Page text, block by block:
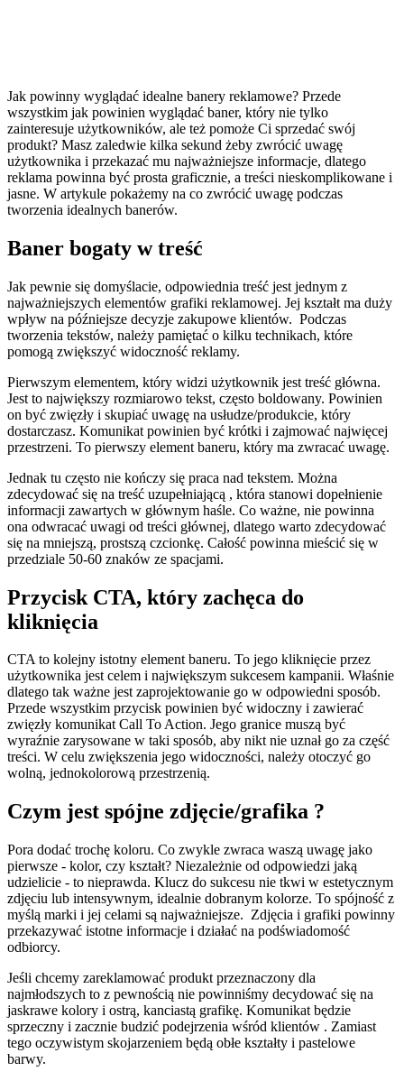
Jak powinny wyglądać idealne banery reklamowe? Przede
wszystkim jak powinien wyglądać baner, który nie tylko
zainteresuje użytkowników, ale też pomoże Ci sprzedać swój
produkt? Masz zaledwie kilka sekund żeby zwrócić uwagę
użytkownika i przekazać mu najważniejsze informacje, dlatego
reklama powinna być prosta graficznie, a treści nieskomplikowane i
jasne. W artykule pokażemy na co zwrócić uwagę podczas
tworzenia idealnych banerów.
Baner bogaty w treść
Jak pewnie się domyślacie, odpowiednia treść jest jednym z
najważniejszych elementów grafiki reklamowej. Jej kształt ma duży
wpływ na późniejsze decyzje zakupowe klientów. Podczas
tworzenia tekstów, należy pamiętać o kilku technikach, które
pomogą zwiększyć widoczność reklamy.
Pierwszym elementem, który widzi użytkownik jest treść główna.
Jest to największy rozmiarowo tekst, często boldowany. Powinien
on być zwięzły i skupiać uwagę na usłudze/produkcie, który
dostarczasz. Komunikat powinien być krótki i zajmować najwięcej
przestrzeni. To pierwszy element baneru, który ma zwracać uwagę.
Jednak tu często nie kończy się praca nad tekstem. Można
zdecydować się na treść uzupełniającą , która stanowi dopełnienie
informacji zawartych w głównym haśle. Co ważne, nie powinna
ona odwracać uwagi od treści głównej, dlatego warto zdecydować
się na mniejszą, prostszą czcionkę. Całość powinna mieścić się w
przedziale 50-60 znaków ze spacjami.
Przycisk CTA, który zachęca do
kliknięcia
CTA to kolejny istotny element baneru. To jego kliknięcie przez
użytkownika jest celem i największym sukcesem kampanii. Właśnie
dlatego tak ważne jest zaprojektowanie go w odpowiedni sposób.
Przede wszystkim przycisk powinien być widoczny i zawierać
zwięzły komunikat Call To Action. Jego granice muszą być
wyraźnie zarysowane w taki sposób, aby nikt nie uznał go za część
treści. W celu zwiększenia jego widoczności, należy otoczyć go
wolną, jednokolorową przestrzenią.
Czym jest spójne zdjęcie/grafika ?
Pora dodać trochę koloru. Co zwykle zwraca waszą uwagę jako
pierwsze - kolor, czy kształt? Niezależnie od odpowiedzi jaką
udzielicie - to nieprawda. Klucz do sukcesu nie tkwi w estetycznym
zdjęciu lub intensywnym, idealnie dobranym kolorze. To spójność z
myślą marki i jej celami są najważniejsze. Zdjęcia i grafiki powinny
przekazywać istotne informacje i działać na podświadomość
odbiorcy.
Jeśli chcemy zareklamować produkt przeznaczony dla
najmłodszych to z pewnością nie powinniśmy decydować się na
jaskrawe kolory i ostrą, kanciastą grafikę. Komunikat będzie
sprzeczny i zacznie budzić podejrzenia wśród klientów . Zamiast
tego oczywistym skojarzeniem będą obłe kształty i pastelowe
barwy.